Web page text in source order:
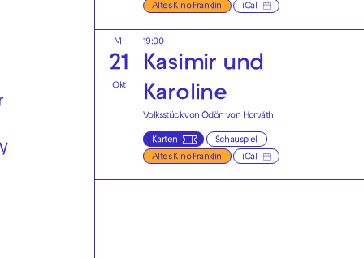
Altes Kino Franklin iCal
Mi
21
Okt
19:00
Kasimir und
Karoline
Volksstück von Ödön von Horváth
Karten Schauspiel
Altes Kino Franklin iCal